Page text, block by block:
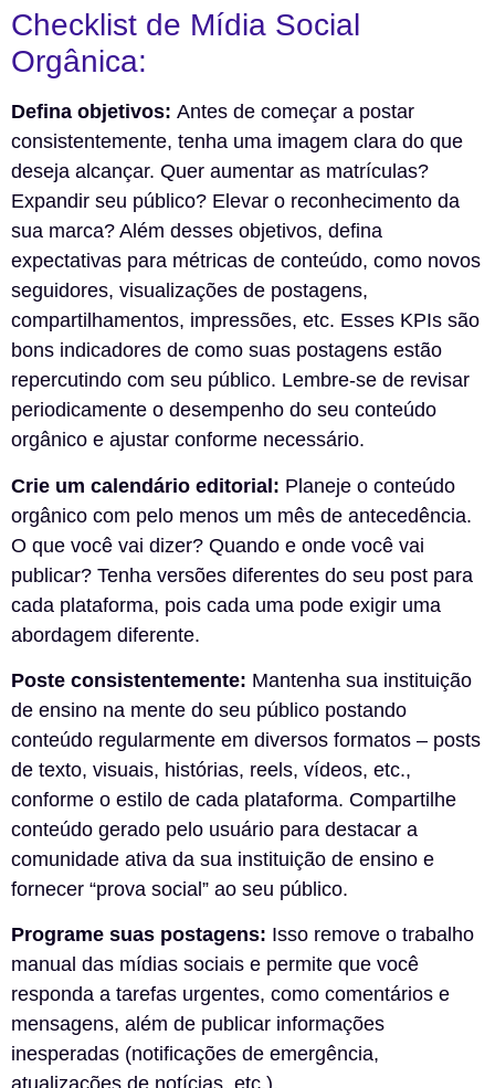
Checklist de Mídia Social
Orgânica:
Defina objetivos: Antes de começar a postar
consistentemente, tenha uma imagem clara do que
deseja alcançar. Quer aumentar as matrículas?
Expandir seu público? Elevar o reconhecimento da
sua marca? Além desses objetivos, defina
expectativas para métricas de conteúdo, como novos
seguidores, visualizações de postagens,
compartilhamentos, impressões, etc. Esses KPIs são
bons indicadores de como suas postagens estão
repercutindo com seu público. Lembre-se de revisar
periodicamente o desempenho do seu conteúdo
orgânico e ajustar conforme necessário.
Crie um calendário editorial: Planeje o conteúdo
orgânico com pelo menos um mês de antecedência.
O que você vai dizer? Quando e onde você vai
publicar? Tenha versões diferentes do seu post para
cada plataforma, pois cada uma pode exigir uma
abordagem diferente.
Poste consistentemente: Mantenha sua instituição
de ensino na mente do seu público postando
conteúdo regularmente em diversos formatos – posts
de texto, visuais, histórias, reels, vídeos, etc.,
conforme o estilo de cada plataforma. Compartilhe
conteúdo gerado pelo usuário para destacar a
comunidade ativa da sua instituição de ensino e
fornecer “prova social” ao seu público.
Programe suas postagens: Isso remove o trabalho
manual das mídias sociais e permite que você
responda a tarefas urgentes, como comentários e
mensagens, além de publicar informações
inesperadas (notificações de emergência,